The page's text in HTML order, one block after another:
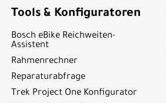
Tools & Konfiguratoren
Bosch eBike Reichweiten-
Assistent
Rahmenrechner
Reparaturabfrage
Trek Project One Konfigurator